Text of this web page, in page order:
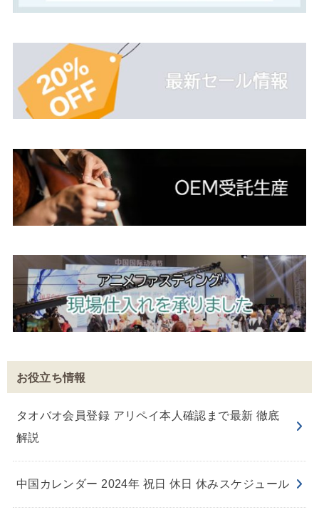
お役立ち情報
タオバオ会員登録 アリペイ本人確認まで最新 徹底
解説
中国カレンダー 2024年 祝日 休日 休みスケジュール